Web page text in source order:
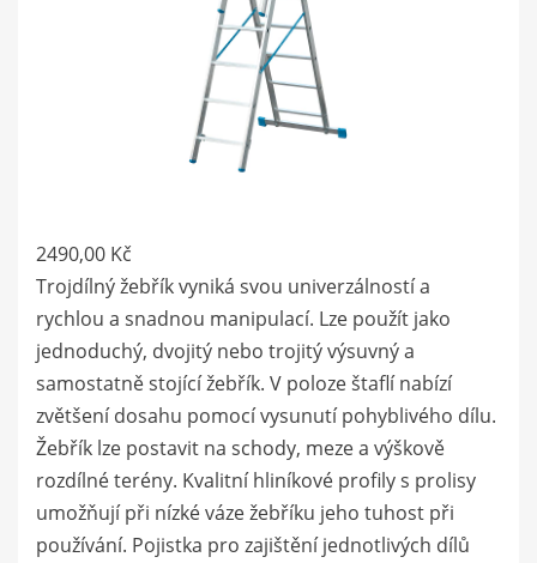
2490,00 Kč
Trojdílný žebřík vyniká svou univerzálností a
rychlou a snadnou manipulací. Lze použít jako
jednoduchý, dvojitý nebo trojitý výsuvný a
samostatně stojící žebřík. V poloze štaflí nabízí
zvětšení dosahu pomocí vysunutí pohyblivého dílu.
Žebřík lze postavit na schody, meze a výškově
rozdílné terény. Kvalitní hliníkové profily s prolisy
umožňují při nízké váze žebříku jeho tuhost při
používání. Pojistka pro zajištění jednotlivých dílů